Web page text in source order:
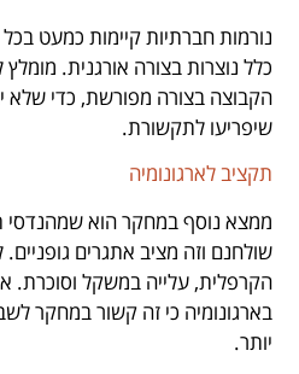
נורמות חברתיות קיימות כמעט
כלל נוצרות בצורה אורגנית.
הקבוצה בצורה מפורשת, כדי שלא
שיפריעו לתקשורת.
תקציב לארגונומיה
ממצא נוסף במחקר הוא שמהנדסי
שולחנם וזה מציב אתגרים
הקרפלית, עלייה במשקל וסוכרת.
בארגונומיה כי זה קשור במחקר
יותר.